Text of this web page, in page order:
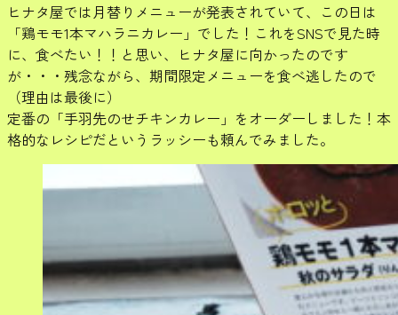
ヒナタ屋では月替りメニューが発表されていて、この日は
「鶏モモ1本マハラニカレー」でした！これをSNSで見た時
に、食べたい！！と思い、ヒナタ屋に向かったのです
が・・・残念ながら、期間限定メニューを食べ逃したので
（理由は最後に）
定番の「手羽先のせチキンカレー」をオーダーしました！本
格的なレシピだというラッシーも頼んでみました。